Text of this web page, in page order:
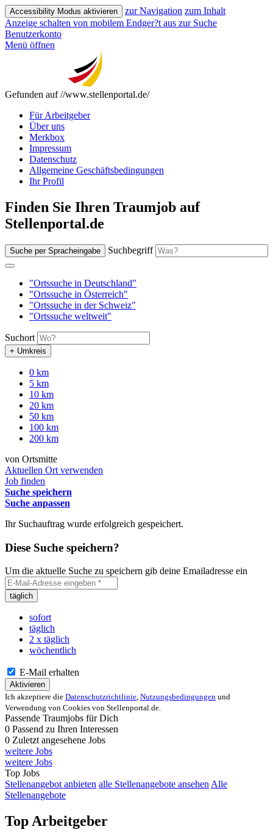
Accessibility Modus aktivieren zur Navigation zum Inhalt
Anzeige schalten von mobilem Endger?t aus zur Suche
Benutzerkonto
Menü öffnen
Gefunden auf //www.stellenportal.de/
Für Arbeitgeber
Über uns
Merkbox
Impressum
Datenschutz
Allgemeine Geschäftsbedingungen
Ihr Profil
Finden Sie Ihren Traumjob auf
Stellenportal.de
Suche per Spracheingabe Suchbegriff
"Ortssuche in Deutschland"
"Ortssuche in Österreich"
"Ortssuche in der Schweiz"
"Ortssuche weltweit"
Suchort
+ Umkreis
0 km
5 km
10 km
20 km
50 km
100 km
200 km
von Ortsmitte
Aktuellen Ort verwenden
Job finden
Suche speichern
Suche anpassen
Ihr Suchauftrag wurde erfolgreich gespeichert.
Diese Suche speichern?
Um die aktuelle Suche zu speichern gib deine Emailadresse ein
täglich
sofort
täglich
2 x täglich
wöchentlich
E-Mail erhalten
Aktivieren
Ich akzeptiere die Datenschutzrichtlinie, Nutzungsbedingungen und
Verwendung von Cookies von Stellenportal.de.
Passende Traumjobs für Dich
0 Passend zu Ihren Interessen
0 Zuletzt angesehene Jobs
weitere Jobs
weitere Jobs
Top Jobs
Stellenangebot anbieten alle Stellenangebote ansehen Alle
Stellenangebote
Top Arbeitgeber